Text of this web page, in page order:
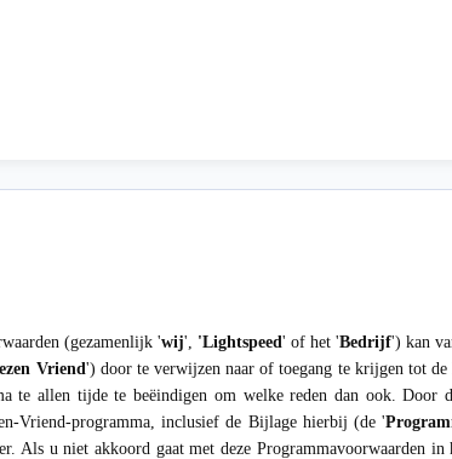
(gezamenlijk 'wij', 'Lightspeed' of het 'Bedrijf') kan
Vriend') door te verwijzen naar of toegang te krijgen tot de
te allen tijde te beëindigen om welke reden dan ook. Door
Vriend-programma, inclusief de Bijlage hierbij (de '
Als u niet akkoord gaat met deze Programmavoorwaarden in